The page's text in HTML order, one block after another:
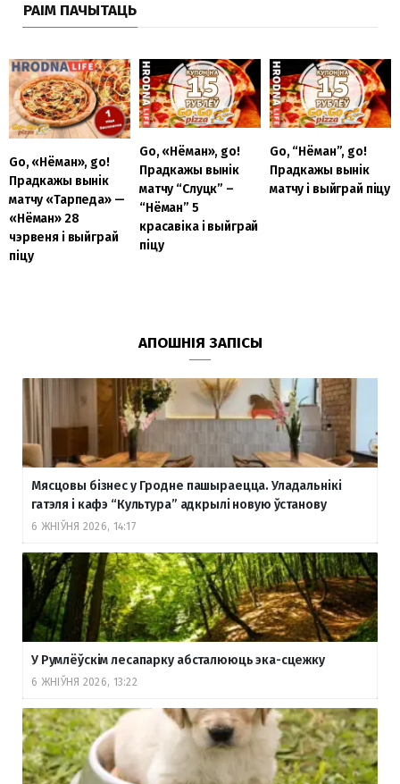
РАІМ ПАЧЫТАЦЬ
Go, «Нёман», go!
Прадкажы вынік
матчу «Тарпеда» —
«Нёман» 28
чэрвеня і выйграй
піцу
Go, «Нёман», go!
Прадкажы вынік
матчу “Слуцк” –
“Нёман” 5
красавіка і выйграй
піцу
Go, “Нёман”, go!
Прадкажы вынік
матчу і выйграй піцу
АПОШНІЯ ЗАПІСЫ
Мясцовы бізнес у Гродне пашыраецца. Уладальнікі
гатэля і кафэ “Культура” адкрылі новую ўстанову
6 ЖНІЎНЯ 2026, 14:17
У Румлёўскім лесапарку абсталююць эка-сцежку
6 ЖНІЎНЯ 2026, 13:22